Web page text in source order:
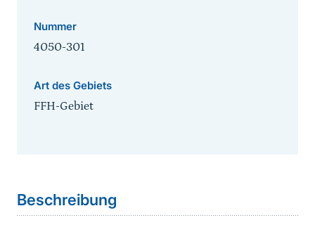
Nummer
4050-301
Art des Gebiets
FFH-Gebiet
Beschreibung